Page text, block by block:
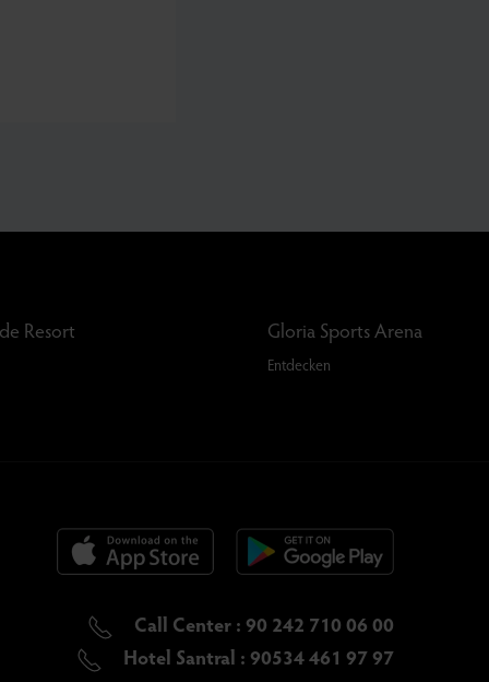
Resort Gloria Sports Arena
Entdecken
Call Center : 90 242 710 06 00
Hotel Santral : 90534 461 97 97